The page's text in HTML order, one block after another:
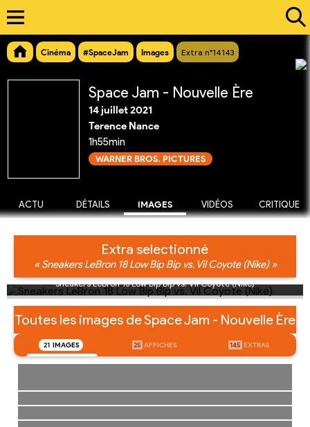
Cinéma #SpaceJam Images Extra n°14143
Space Jam - Nouvelle Ère
14 juillet 2021
Terence Nance
1h55min
WARNER BROS. PICTURES
ACTU DÉTAILS IMAGES VIDÉOS CRITIQUE
Extra selectionné
« Sneakers LeBron 18 Low Bip Bip vs. Vil Coyote (Nike) »
Sneakers LeBron 18 Low Bip Bip vs. Vil Coyote (Nike)
Toutes les images de Space Jam - Nouvelle Ère
21 IMAGES 25 AFFICHES 145 EXTRAS